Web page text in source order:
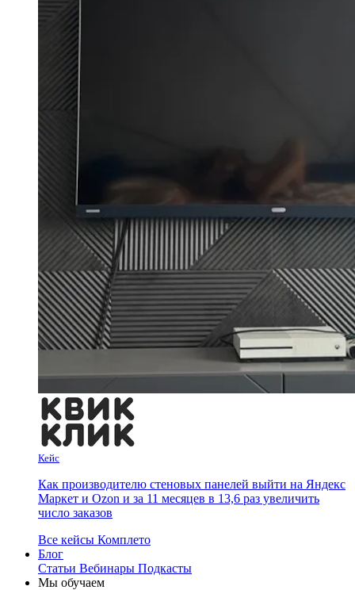
Кейс
Как производителю стеновых панелей выйти на Яндекс
Маркет и Ozon и за 11 месяцев в 13,6 раз увеличить
число заказов
Все кейсы Комплето
Блог
Статьи Вебинары Подкасты
Мы обучаем